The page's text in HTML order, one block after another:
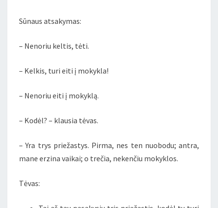
Sūnaus atsakymas:
– Nenoriu keltis, tėti.
– Kelkis, turi eiti į mokykla!
– Nenoriu eiti į mokyklą.
– Kodėl? – klausia tėvas.
– Yra trys priežastys. Pirma, nes ten nuobodu; antra,
mane erzina vaikai; o trečia, nekenčiu mokyklos.
Tėvas: